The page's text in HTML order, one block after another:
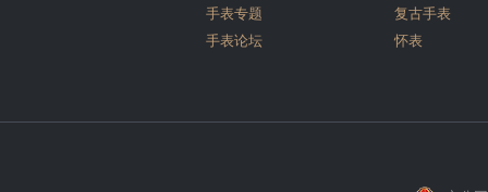
手表专题
手表论坛
复古手表
怀表